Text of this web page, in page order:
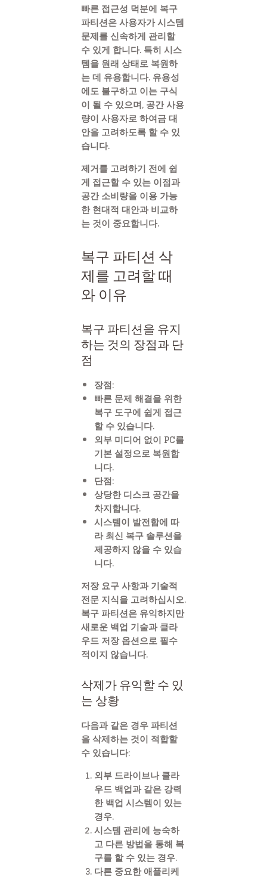
빠른 접근성 덕분에 복구
파티션은 사용자가 시스템
문제를 신속하게 관리할
수 있게 합니다. 특히 시스
템을 원래 상태로 복원하
는 데 유용합니다. 유용성
에도 불구하고 이는 구식
이 될 수 있으며, 공간 사용
량이 사용자로 하여금 대
안을 고려하도록 할 수 있
습니다.
제거를 고려하기 전에 쉽
게 접근할 수 있는 이점과
공간 소비량을 이용 가능
한 현대적 대안과 비교하
는 것이 중요합니다.
복구 파티션 삭
제를 고려할 때
와 이유
복구 파티션을 유지
하는 것의 장점과 단
점
장점:
빠른 문제 해결을 위한
복구 도구에 쉽게 접근
할 수 있습니다.
외부 미디어 없이 PC를
기본 설정으로 복원합
니다.
단점:
상당한 디스크 공간을
차지합니다.
시스템이 발전함에 따
라 최신 복구 솔루션을
제공하지 않을 수 있습
니다.
저장 요구 사항과 기술적
전문 지식을 고려하십시오.
복구 파티션은 유익하지만
새로운 백업 기술과 클라
우드 저장 옵션으로 필수
적이지 않습니다.
삭제가 유익할 수 있
는 상황
다음과 같은 경우 파티션
을 삭제하는 것이 적합할
수 있습니다:
외부 드라이브나 클라
우드 백업과 같은 강력
한 백업 시스템이 있는
경우.
시스템 관리에 능숙하
고 다른 방법을 통해 복
구를 할 수 있는 경우.
다른 중요한 애플리케